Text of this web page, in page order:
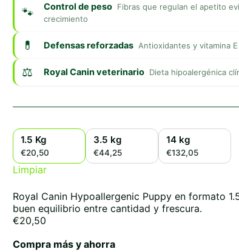
Control de peso Fibras que regulan el apetito
crecimiento
Defensas reforzadas Antioxidantes y vitamina
Royal Canin veterinario Dieta hipoalergénica
1.5 Kg
€20,50
3.5 kg
€44,25
14 kg
€132,05
Limpiar
Royal Canin Hypoallergenic Puppy en formato
buen equilibrio entre cantidad y frescura.
€20,50
Compra más y ahorra